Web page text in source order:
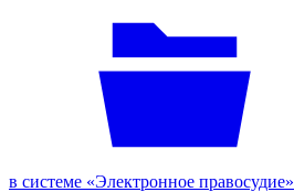
в системе «Электронное правосудие»